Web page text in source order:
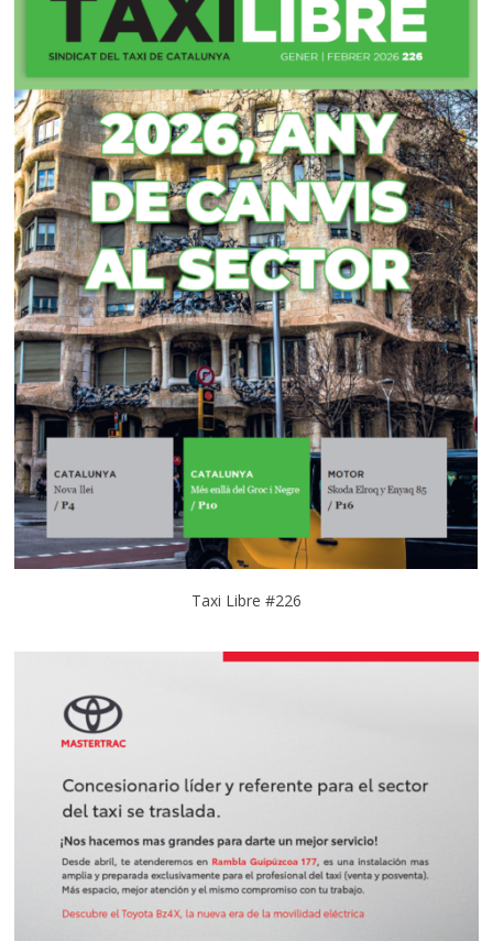
Taxi Libre #226